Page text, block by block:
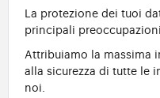
La protezione dei tuoi
principali preoccupazioni.
Attribuiamo la massima
alla sicurezza di tutte le
noi.